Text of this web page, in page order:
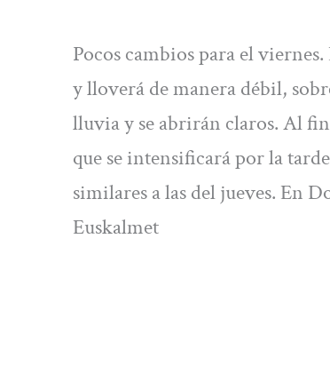
Pocos cambios para el
y lloverá de manera débil,
lluvia y se abrirán claros. Al
que se intensificará por la
similares a las del jueves. En
Euskalmet